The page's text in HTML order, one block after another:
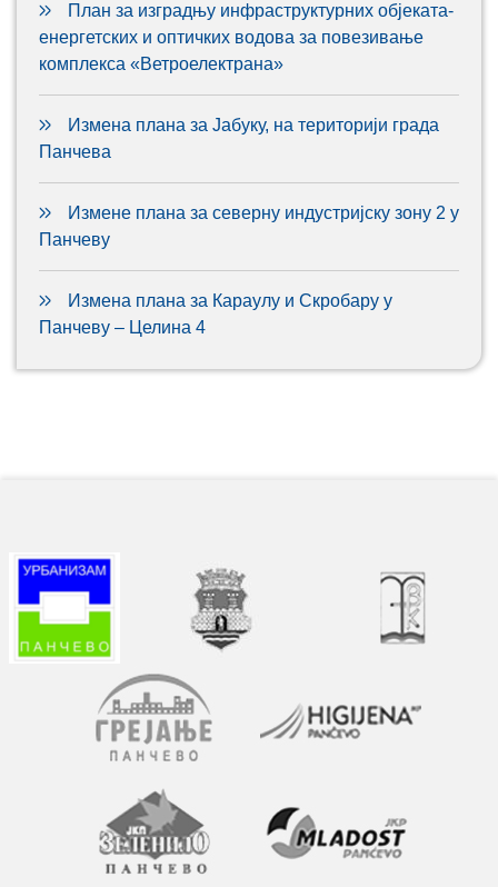
План за изградњу инфраструктурних објеката-
енергетских и оптичких водова за повезивање
комплекса «Ветроелектрана»
Измена плана за Јабуку, на територији града
Панчева
Измене плана за северну индустријску зону 2 у
Панчеву
Измена плана за Караулу и Скробару у
Панчеву – Целина 4